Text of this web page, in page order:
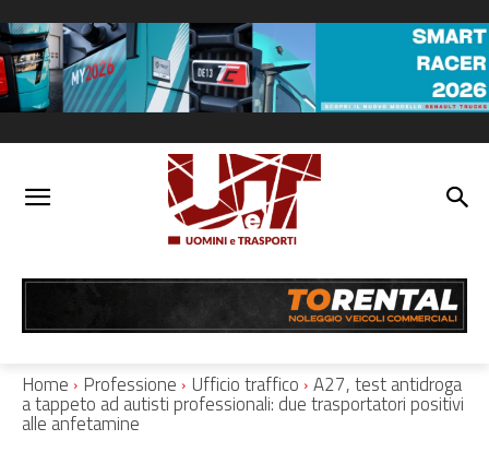
Home Professione Ufficio traffico A27, test antidroga
a tappeto ad autisti professionali: due trasportatori positivi
alle anfetamine